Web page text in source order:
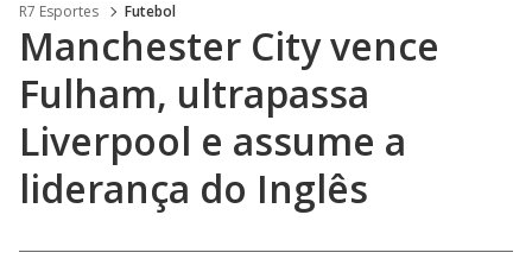
R7 Esportes Futebol
Manchester City vence
Fulham, ultrapassa
Liverpool e assume a
liderança do Inglês